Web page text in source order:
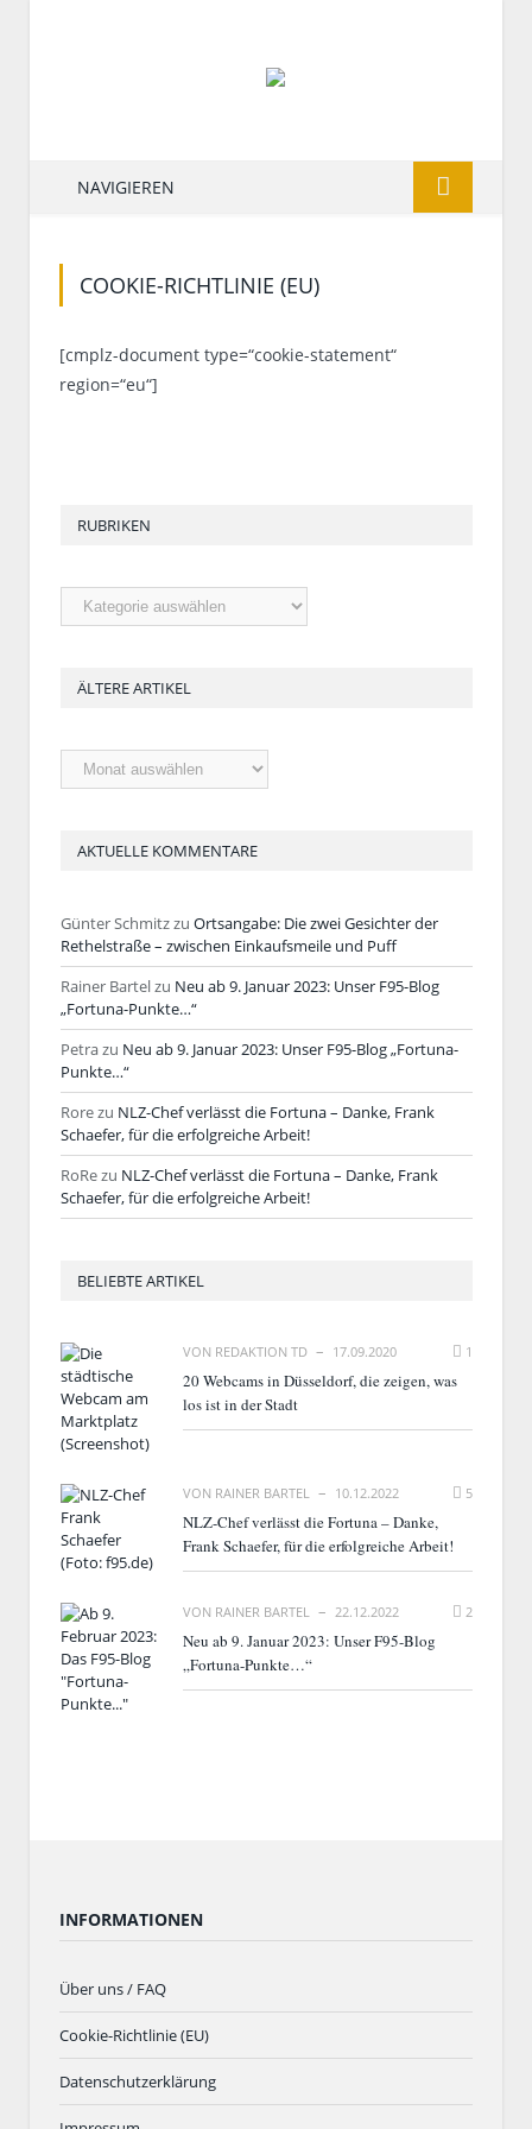
NAVIGIEREN
COOKIE-RICHTLINIE (EU)
[cmplz-document type=“cookie-statement“
region=“eu“]
RUBRIKEN
Rubriken
ÄLTERE ARTIKEL
Ältere
Artikel
AKTUELLE KOMMENTARE
Günter Schmitzzu Ortsangabe: Die zwei Gesichter der
Rethelstraße – zwischen Einkaufsmeile und Puff
Rainer Bartelzu Neu ab 9. Januar 2023: Unser F95-Blog
„Fortuna-Punkte…“
Petrazu Neu ab 9. Januar 2023: Unser F95-Blog „Fortuna-
Punkte…“
Rorezu NLZ-Chef verlässt die Fortuna – Danke, Frank
Schaefer, für die erfolgreiche Arbeit!
RoRezu NLZ-Chef verlässt die Fortuna – Danke, Frank
Schaefer, für die erfolgreiche Arbeit!
BELIEBTE ARTIKEL
VON REDAKTION TD 17.09.2020 1
20 Webcams in Düsseldorf, die zeigen, was
los ist in der Stadt
VON RAINER BARTEL 10.12.2022 5
NLZ-Chef verlässt die Fortuna – Danke,
Frank Schaefer, für die erfolgreiche Arbeit!
VON RAINER BARTEL 22.12.2022 2
Neu ab 9. Januar 2023: Unser F95-Blog
„Fortuna-Punkte…“
INFORMATIONEN
Über uns / FAQ
Cookie-Richtlinie (EU)
Datenschutzerklärung